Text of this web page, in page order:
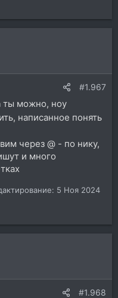
#1.967
ты можно, ноу
написанное понять
через @ - по нику,
и много
5 Ноя 2024
#1.968